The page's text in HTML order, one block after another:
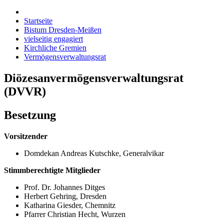
Startseite
Bistum Dresden-Meißen
vielseitig engagiert
Kirchliche Gremien
Vermögensverwaltungsrat
Diözesanvermögensverwaltungsrat
(DVVR)
Besetzung
Vorsitzender
Domdekan Andreas Kutschke, Generalvikar
Stimmberechtigte Mitglieder
Prof. Dr. Johannes Ditges
Herbert Gehring, Dresden
Katharina Giesder, Chemnitz
Pfarrer Christian Hecht, Wurzen